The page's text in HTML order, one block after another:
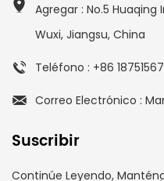
Agregar : No.5
Wuxi, Jiangsu, China
Teléfono : +86
Correo Electrónico :
Suscribir
Continúe Leyendo,